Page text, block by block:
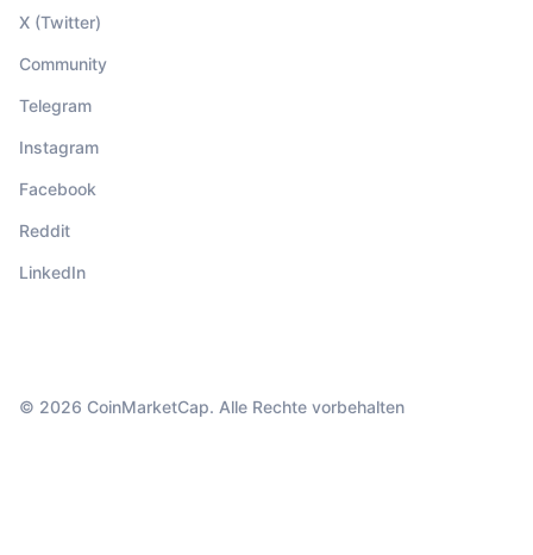
X (Twitter)
Community
Telegram
Instagram
Facebook
Reddit
LinkedIn
© 2026 CoinMarketCap. Alle Rechte vorbehalten